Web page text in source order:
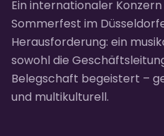
Ein internationaler
Sommerfest im
Herausforderung: ein
sowohl die
Belegschaft begeistert –
und multikulturell.